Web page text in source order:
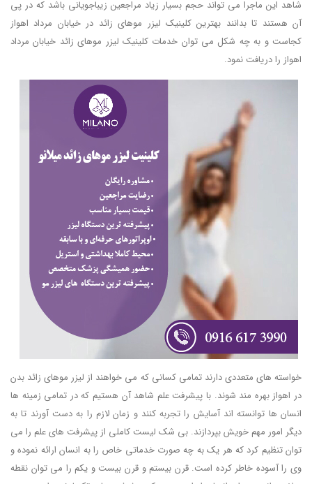
شاهد این ماجرا می تواند حجم بسیار زیاد مراجعین زیباجویانی باشد که در پی
آن هستند تا بدانند بهترین کلینیک لیزر موهای زائد در خیابان مرداد اهواز
کجاست و به چه شکل می توان خدمات کلینیک لیزر موهای زائد خیابان مرداد
اهواز را دریافت نمود.
خواسته های متعددی دارند تمامی کسانی که می خواهند از لیزر موهای زائد بدن
در اهواز بهره مند شوند. با پیشرفت علم شاهد آن هستیم که در تمامی زمینه ها
انسان ها توانسته اند آسایش را تجربه کنند و زمان لازم را به دست آورند تا به
دیگر امور مهم خویش بپردازند. بی شک لیست کاملی از پیشرفت های علم را می
توان تنظیم کرد که هر یک به چه صورت خدماتی خاص را به انسان ارائه نموده و
وی را آسوده خاطر کرده است. قرن بیستم و قرن بیست و یکم را می توان نقطه